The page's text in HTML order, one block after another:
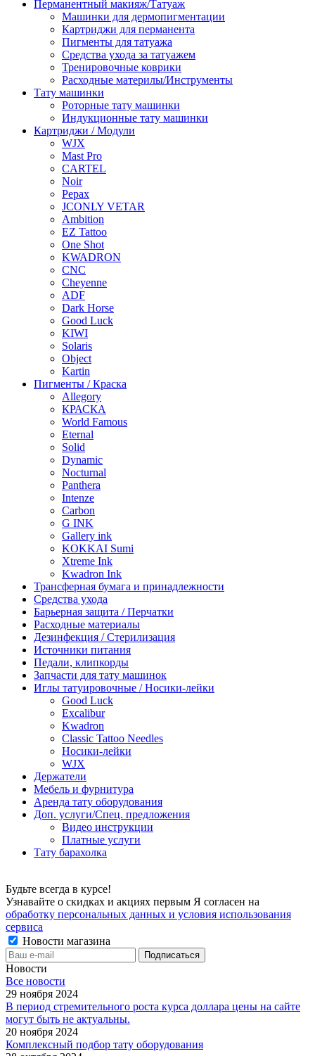
Перманентный макияж/Татуаж
Машинки для дермопигментации
Картриджи для перманента
Пигменты для татуажа
Средства ухода за татуажем
Тренировочные коврики
Расходные материлы/Инструменты
Тату машинки
Роторные тату машинки
Индукционные тату машинки
Картриджи / Модули
WJX
Mast Pro
CARTEL
Noir
Pepax
JCONLY VETAR
Ambition
EZ Tattoo
One Shot
KWADRON
CNC
Cheyenne
ADF
Dark Horse
Good Luck
KIWI
Solaris
Object
Kartin
Пигменты / Краска
Allegory
КРАСКА
World Famous
Eternal
Solid
Dynamic
Nocturnal
Panthera
Intenze
Carbon
G INK
Gallery ink
KOKKAI Sumi
Xtreme Ink
Kwadron Ink
Трансферная бумага и принадлежности
Средства ухода
Барьерная защита / Перчатки
Расходные материалы
Дезинфекция / Стерилизация
Источники питания
Педали, клипкорды
Запчасти для тату машинок
Иглы татуировочные / Носики-лейки
Good Luck
Excalibur
Kwadron
Classic Tattoo Needles
Носики-лейки
WJX
Держатели
Мебель и фурнитура
Аренда тату оборудования
Доп. услуги/Спец. предложения
Видео инструкции
Платные услуги
Тату барахолка
Будьте всегда в курсе!
Узнавайте о скидках и акциях первым Я согласен на
обработку персональных данных и условия использования
сервиса
Новости магазина
Новости
Все новости
29 ноября 2024
В период стремительного роста курса доллара цены на сайте
могут быть не актуальны.
20 ноября 2024
Комплексный подбор тату оборудования